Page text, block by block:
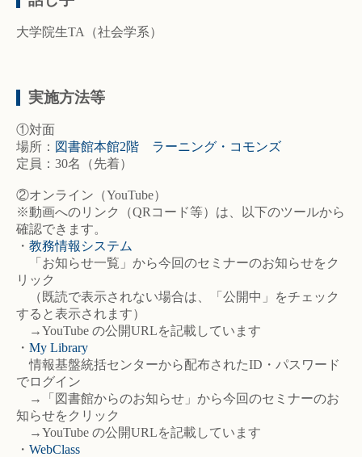
大学院生TA（社会学系）
実施方法等
①対面
場所： 図書館本館2階 ラーニング・コモンズ
定員：30名（先着）
②オンライン（YouTube）
※動画へのリンク（QRコード等）は、以下のツールから
確認できます。
・ 教務情報システム
「お知らせ一覧」から今回のセミナーのお知らせをク
リック
（既読で表示されない場合は、「公開中」をチェック
すると表示されます）
→YouTube の公開URLを記載しています
・ My Library
情報基盤統括センターから配布されたID・パスワード
でログイン
→「図書館からのお知らせ」から今回のセミナーのお
知らせをクリック
→YouTube の公開URLを記載しています
・ WebClass